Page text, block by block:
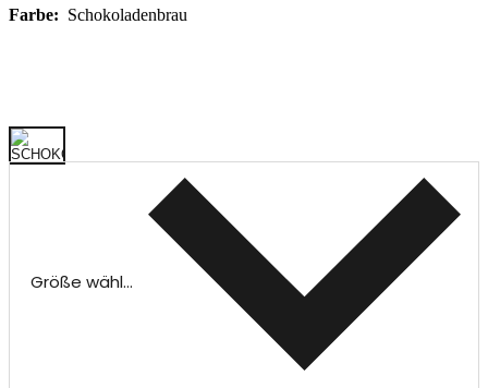
Farbe: Schokoladenbrau
Größe wählen